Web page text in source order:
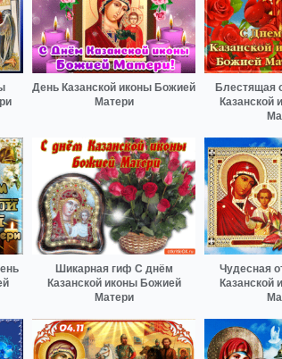
День Казанской иконы Божией
Матери
Блестящая
Казанской
Шикарная гиф С днём
Казанской иконы Божией
Матери
Чудесная
Казанской